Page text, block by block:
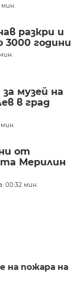
мин.
разкри и
3000 години
музей на
в град
мин.
от
Мерилин
00:32 мин.
на пожара на